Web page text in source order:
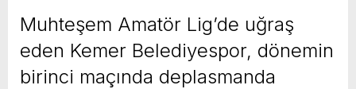
Muhteşem Amatör Lig’de uğraş
eden Kemer Belediyespor, dönemin
birinci maçında deplasmanda